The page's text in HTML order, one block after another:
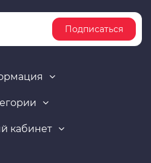
Подписаться
кабинет